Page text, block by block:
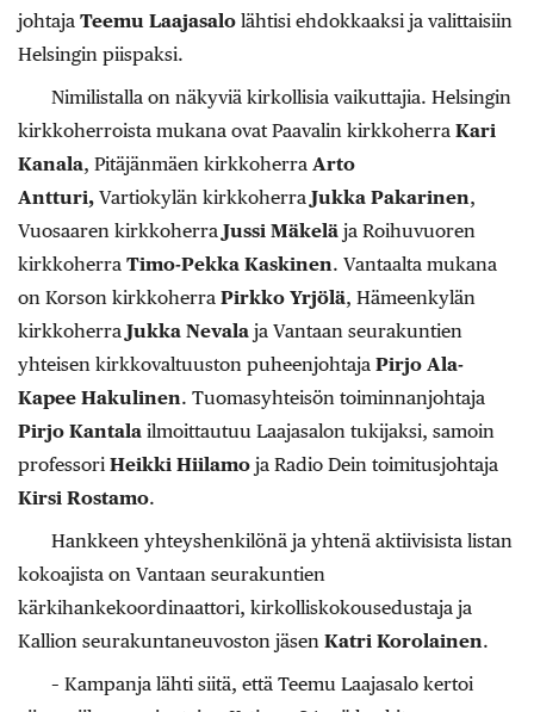
johtaja Teemu Laajasalo lähtisi ehdokkaaksi ja valittaisiin
Helsingin piispaksi.
Nimilistalla on näkyviä kirkollisia vaikuttajia. Helsingin
kirkkoherroista mukana ovat Paavalin kirkkoherra Kari
Kanala, Pitäjänmäen kirkkoherra Arto
Antturi, Vartiokylän kirkkoherra Jukka Pakarinen,
Vuosaaren kirkkoherra Jussi Mäkelä ja Roihuvuoren
kirkkoherra Timo-Pekka Kaskinen. Vantaalta mukana
on Korson kirkkoherra Pirkko Yrjölä, Hämeenkylän
kirkkoherra Jukka Nevala ja Vantaan seurakuntien
yhteisen kirkkovaltuuston puheenjohtaja Pirjo Ala-
Kapee Hakulinen. Tuomasyhteisön toiminnanjohtaja
Pirjo Kantala ilmoittautuu Laajasalon tukijaksi, samoin
professori Heikki Hiilamo ja Radio Dein toimitusjohtaja
Kirsi Rostamo.
Hankkeen yhteyshenkilönä ja yhtenä aktiivisista listan
kokoajista on Vantaan seurakuntien
kärkihankekoordinaattori, kirkolliskokousedustaja ja
Kallion seurakuntaneuvoston jäsen Katri Korolainen.
– Kampanja lähti siitä, että Teemu Laajasalo kertoi